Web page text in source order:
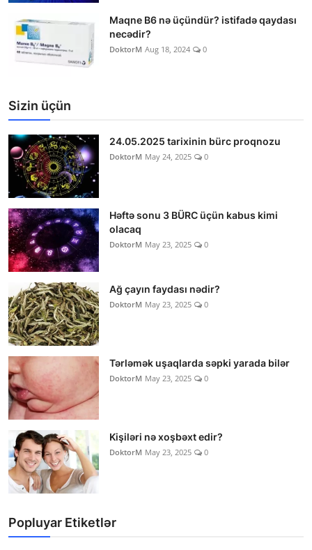
Maqne B6 nə üçündür? istifadə qaydası
necədir?
DoktorM Aug 18, 2024 0
Sizin üçün
24.05.2025 tarixinin bürc proqnozu
DoktorM May 24, 2025 0
Həftə sonu 3 BÜRC üçün kabus kimi
olacaq
DoktorM May 23, 2025 0
Ağ çayın faydası nədir?
DoktorM May 23, 2025 0
Tərləmək uşaqlarda səpki yarada bilər
DoktorM May 23, 2025 0
Kişiləri nə xoşbəxt edir?
DoktorM May 23, 2025 0
Popluyar Etiketlər